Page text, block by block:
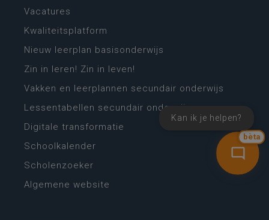
bèta
Kan ik je helpen?
Vacatures
Kwaliteitsplatform
Nieuw leerplan basisonderwijs
Zin in leren! Zin in leven!
Vakken en leerplannen secundair onderwijs
Lessentabellen secundair onderwijs
Digitale transformatie
Schoolkalender
Scholenzoeker
Algemene website